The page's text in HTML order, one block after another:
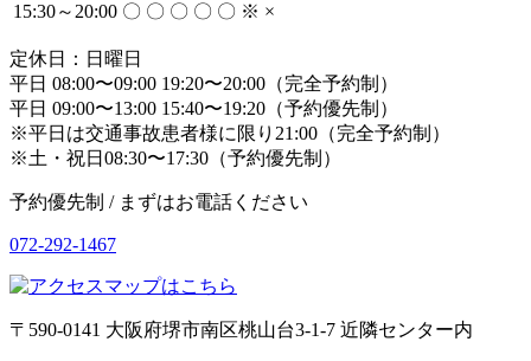
15:30～20:00 〇 〇 〇 〇 〇 ※ ×
定休日：日曜日
平日 08:00〜09:00 19:20〜20:00（完全予約制）
平日 09:00〜13:00 15:40〜19:20（予約優先制）
※平日は交通事故患者様に限り21:00（完全予約制）
※土・祝日08:30〜17:30（予約優先制）
予約優先制 / まずはお電話ください
072-292-1467
〒590-0141 大阪府堺市南区桃山台3-1-7 近隣センター内